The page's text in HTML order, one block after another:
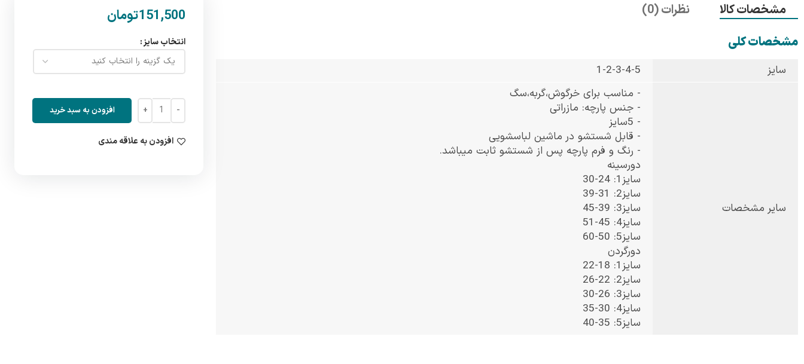
مشخصات کالا
نظرات (0)
مشخصات کلی
سایز 1-2-3-4-5
سایر مشخصات
- مناسب برای خرگوش،گربه،سگ
- جنس پارچه: مازراتی
- 5سایز
- قابل شستشو در ماشین لباسشویی
- رنگ و فرم پارچه پس از شستشو ثابت میباشد.
دورسینه
سایز1: 24-30
سایز2: 31-39
سایز3: 39-45
سایز4: 45-51
سایز5: 50-60
دورگردن
سایز1: 18-22
سایز2: 22-26
سایز3: 26-30
سایز4: 30-35
سایز5: 35-40
تومان
انتخاب سایز
افزودن به سبد خرید
افزودن به علاقه مندی